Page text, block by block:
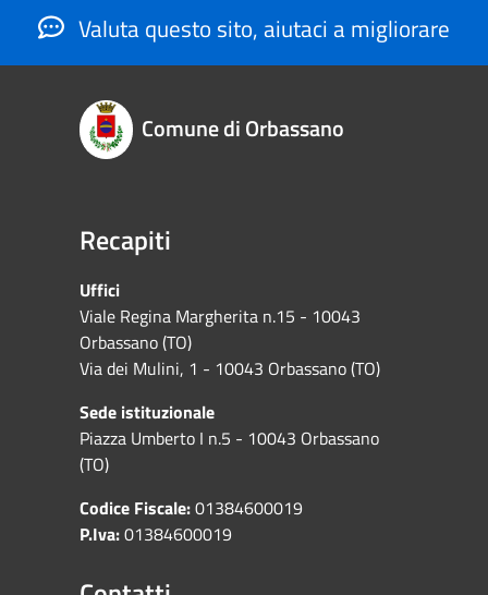
Valuta questo sito, aiutaci a migliorare
Comune di Orbassano
Recapiti
Uffici
Viale Regina Margherita n.15 - 10043
Orbassano (TO)
Via dei Mulini, 1 - 10043 Orbassano (TO)
Sede istituzionale
Piazza Umberto I n.5 - 10043 Orbassano
(TO)
Codice Fiscale:01384600019
P.Iva:01384600019